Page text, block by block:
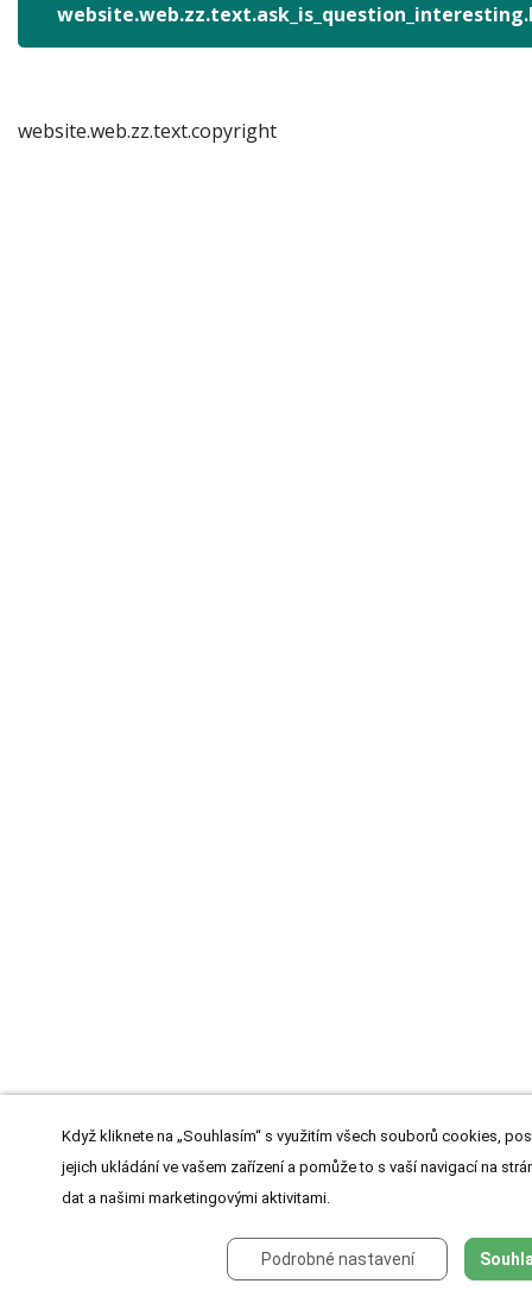
website.web.zz.text.copyright
Když kliknete na „Souhlasím“ s využitím všech souborů cookies,
jejich ukládání ve vašem zařízení a pomůže to s vaší navigací na
dat a našimi marketingovými aktivitami.
Podrobné nastavení